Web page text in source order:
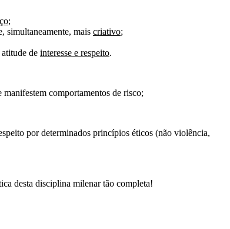
;
simultaneamente, mais criativo;
de interesse e respeito.
comportamentos de risco;
por determinados princípios éticos (não violência,
desta disciplina milenar tão completa!